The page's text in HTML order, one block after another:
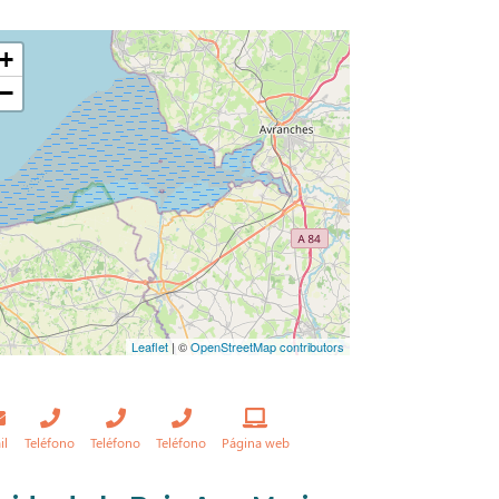
+
−
Leaflet| ©OpenStreetMap contributors
Teléfono Teléfono Teléfono Página web